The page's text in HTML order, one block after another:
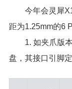
今年会灵犀
距为1.25mm的6
1. 如夹爪版
盘，其接口引脚